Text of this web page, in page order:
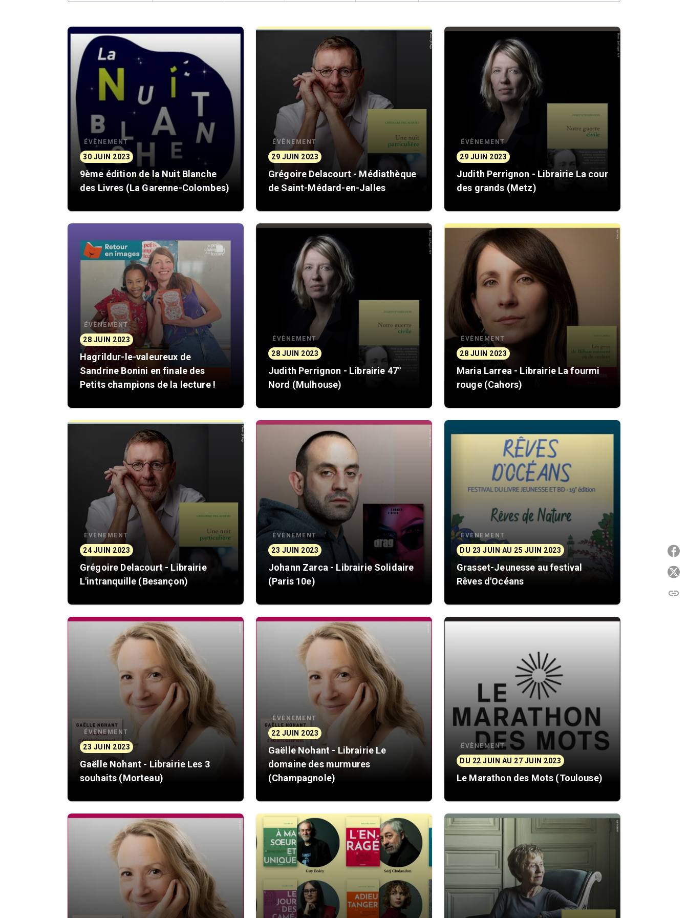
ÉVÈNEMENT
30 JUIN 2023
9ème édition de la Nuit Blanche
des Livres (La Garenne-Colombes)
ÉVÈNEMENT
29 JUIN 2023
Grégoire Delacourt - Médiathèque
de Saint-Médard-en-Jalles
ÉVÈNEMENT
29 JUIN 2023
Judith Perrignon - Librairie La cour
des grands (Metz)
ÉVÈNEMENT
28 JUIN 2023
Hagrildur-le-valeureux de
Sandrine Bonini en finale des
Petits champions de la lecture !
ÉVÈNEMENT
28 JUIN 2023
Judith Perrignon - Librairie 47°
Nord (Mulhouse)
ÉVÈNEMENT
28 JUIN 2023
Maria Larrea - Librairie La fourmi
rouge (Cahors)
ÉVÈNEMENT
24 JUIN 2023
Grégoire Delacourt - Librairie
L'intranquille (Besançon)
ÉVÈNEMENT
23 JUIN 2023
Johann Zarca - Librairie Solidaire
(Paris 10e)
ÉVÈNEMENT
DU 23 JUIN AU 25 JUIN 2023
Grasset-Jeunesse au festival
Rêves d'Océans
ÉVÈNEMENT
23 JUIN 2023
Gaëlle Nohant - Librairie Les 3
souhaits (Morteau)
ÉVÈNEMENT
22 JUIN 2023
Gaëlle Nohant - Librairie Le
domaine des murmures
(Champagnole)
ÉVÈNEMENT
DU 22 JUIN AU 27 JUIN 2023
Le Marathon des Mots (Toulouse)
link